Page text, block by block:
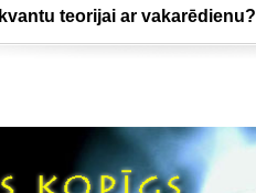
teorijai ar vakarēdienu?